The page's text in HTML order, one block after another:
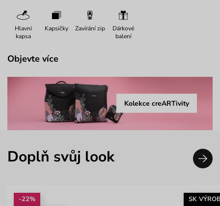
Hlavní
kapsa
Kapsičky Zavírání zip
Dárkové
balení
Objevte více
Kolekce creARTivity
Doplň svůj look
-22% SK